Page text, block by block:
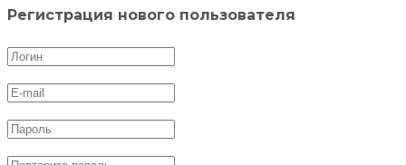
Регистрация нового пользователя